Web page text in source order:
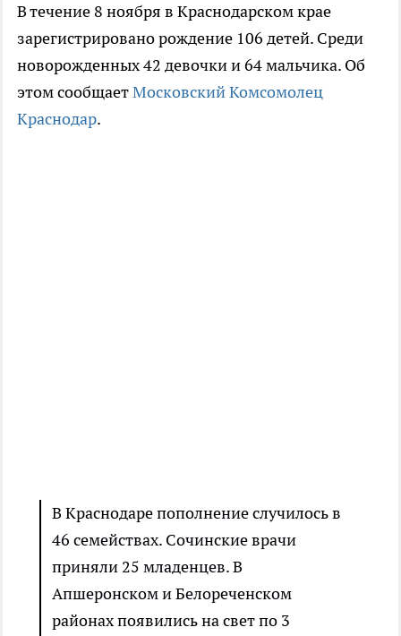
В течение 8 ноября в Краснодарском крае
зарегистрировано рождение 106 детей. Среди
новорожденных 42 девочки и 64 мальчика. Об
этом сообщаетМосковский Комсомолец
Краснодар.
В Краснодаре пополнение случилось в
46 семействах. Сочинские врачи
приняли 25 младенцев. В
Апшеронском и Белореченском
районах появились на свет по 3